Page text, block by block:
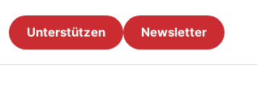
Unterstützen Newsletter